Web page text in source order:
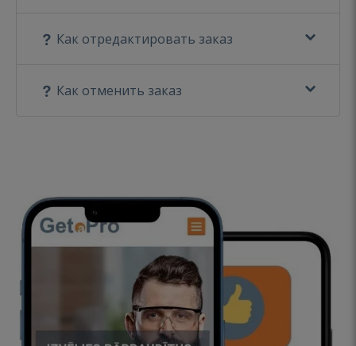
Как отредактировать заказ
Как отменить заказ